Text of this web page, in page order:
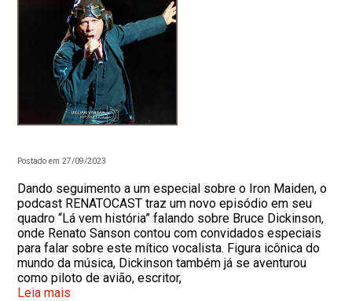
Postado em 27/09/2023
Dando seguimento a um especial sobre o Iron Maiden, o
podcast RENATOCAST traz um novo episódio em seu
quadro “Lá vem história” falando sobre Bruce Dickinson,
onde Renato Sanson contou com convidados especiais
para falar sobre este mítico vocalista. Figura icônica do
mundo da música, Dickinson também já se aventurou
como piloto de avião, escritor,
Leia mais